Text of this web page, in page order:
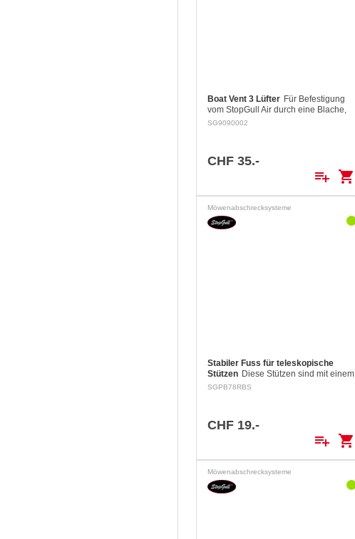
Boat Vent 3 Lüfter Für Befestigung
vom StopGull Air durch eine Blache,
dient gleichzeitig auch als Lüfter.
SG9090002
CHF 35.-
playlist_add shopping_cart
Möwenabschrecksysteme
Stabiler Fuss für teleskopische
Stützen Diese Stützen sind mit einem
ausgezeichnetem Klemmsystem
SGPB78RBS
CHF 19.-
playlist_add shopping_cart
Möwenabschrecksysteme